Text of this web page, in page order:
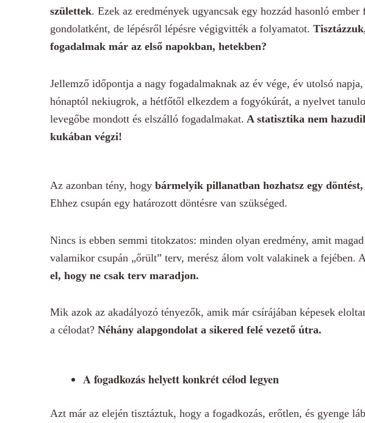
születtek. Ezek az eredmények ugyancsak egy hozzád hasonló
gondolatként, de lépésről lépésre végigvitték a folyamatot.
fogadalmak már az első napokban, hetekben?
Jellemző időpontja a nagy fogadalmaknak az év vége, év utolsó
hónaptól nekiugrok, a hétfőtől elkezdem a fogyókúrát, a nyelvet
levegőbe mondott és elszálló fogadalmakat. A statisztika nem
kukában végzi!
Az azonban tény, hogy bármelyik pillanatban hozhatsz egy
Ehhez csupán egy határozott döntésre van szükséged.
Nincs is ebben semmi titokzatos: minden olyan eredmény, amit
valamikor csupán „őrült” terv, merész álom volt valakinek a fejében.
el, hogy ne csak terv maradjon.
Mik azok az akadályozó tényezők, amik már csírájában képesek
a célodat? Néhány alapgondolat a sikered felé vezető útra.
A fogadkozás helyett konkrét célod legyen
Azt már az elején tisztáztuk, hogy a fogadkozás, erőtlen, és gyenge